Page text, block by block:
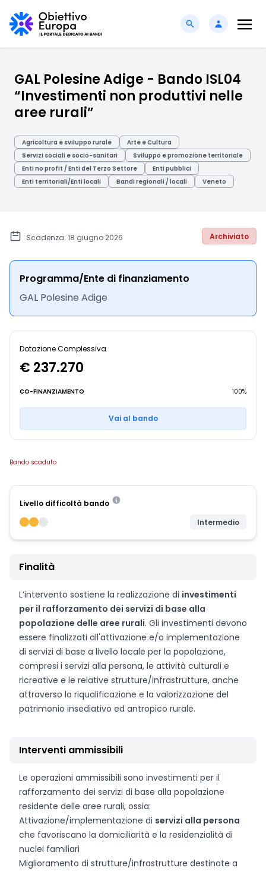
GAL Polesine Adige - Bando ISL04
“Investimenti non produttivi nelle
aree rurali”
Agricoltura e sviluppo rurale
Arte e Cultura
Servizi sociali e socio-sanitari
Sviluppo e promozione territoriale
Enti no profit / Enti del Terzo Settore
Enti pubblici
Enti territoriali/Enti locali
Bandi regionali / locali Veneto
Scadenza: 18 giugno 2026 Archiviato
Programma/Ente di finanziamento
GAL Polesine Adige
Dotazione Complessiva
€ 237.270
CO-FINANZIAMENTO 100%
Vai al bando
Bando scaduto
Livello difficoltà bando
Intermedio
Finalità
L’intervento sostiene la realizzazione di investimenti
per il rafforzamento dei servizi di base alla
popolazione delle aree rurali. Gli investimenti devono
essere finalizzati all'attivazione e/o implementazione
di servizi di base a livello locale per la popolazione,
compresi i servizi alla persona, le attività culturali e
ricreative e le relative strutture/infrastrutture, anche
attraverso la riqualificazione e la valorizzazione del
patrimonio insediativo ed antropico rurale.
Interventi ammissibili
Le operazioni ammissibili sono investimenti per il
rafforzamento dei servizi di base alla popolazione
residente delle aree rurali, ossia:
Attivazione/implementazione di servizi alla persona
che favoriscano la domiciliarità e la residenzialità di
nuclei familiari
Miglioramento di strutture/infrastrutture destinate a